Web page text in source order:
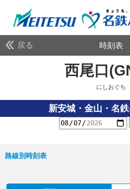
戻る 時刻表
西尾口
にしおぐち
新安城・金山・名
路線別時刻表